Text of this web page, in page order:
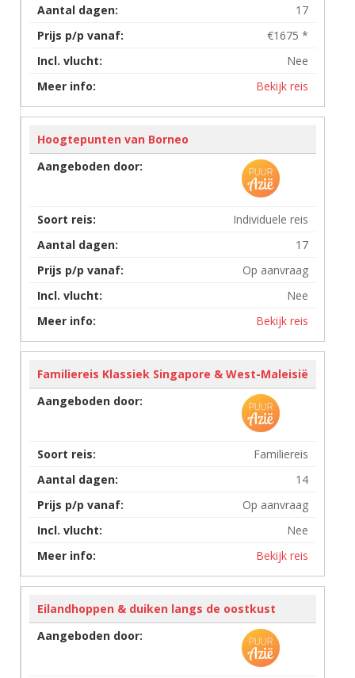
17
€1675 *
Nee
Bekijk reis
Hoogtepunten van Borneo
Individuele reis
17
Op aanvraag
Nee
Bekijk reis
Familiereis Klassiek Singapore & West-Maleisië
Familiereis
14
Op aanvraag
Nee
Bekijk reis
Eilandhoppen & duiken langs de oostkust